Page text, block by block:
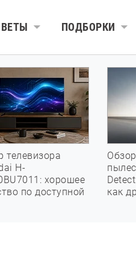
ПОДБОРКИ
телевизора
H-
хорошее
по доступной
как